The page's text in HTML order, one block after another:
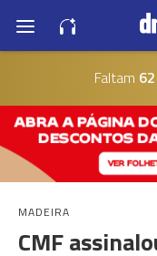
Faltam
MADEIRA
CMF